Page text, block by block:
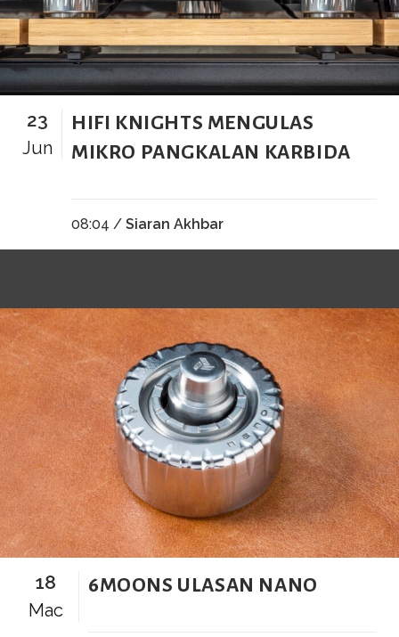
23
Jun
HIFI KNIGHTS MENGULAS
MIKRO PANGKALAN KARBIDA
08:04 / Siaran Akhbar
18
Mac
6MOONS ULASAN NANO